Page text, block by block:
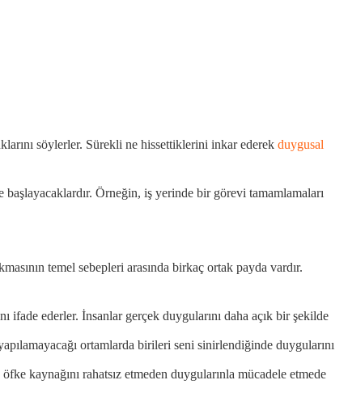
söylerler. Sürekli ne hissettiklerini inkar ederek duygusal
Örneğin, iş yerinde bir görevi tamamlamaları
temel sebepleri arasında birkaç ortak payda vardır.
ifade ederler. İnsanlar gerçek duygularını daha açık bir şekilde
ortamlarda birileri seni sinirlendiğinde duygularını
kaynağını rahatsız etmeden duygularınla mücadele etmede